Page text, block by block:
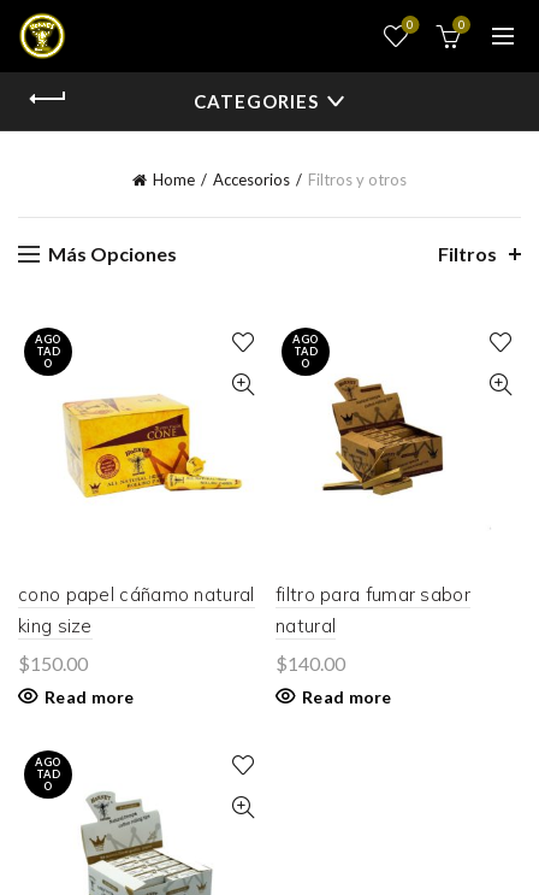
0 0
CATEGORIES
Home Accesorios Filtros y otros
Más Opciones Filtros
AGO
TAD
O
cono papel cáñamo natural
king size
$150.00
Read more
AGO
TAD
O
filtro para fumar sabor
natural
$140.00
Read more
AGO
TAD
O